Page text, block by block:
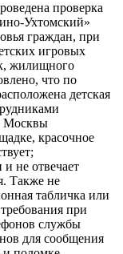
проверка
Ухтомский»
граждан, при
игровых
жилищного
что по
детская
Москвы
красочное
и не отвечает
Также не
табличка или
при
службы
для сообщения